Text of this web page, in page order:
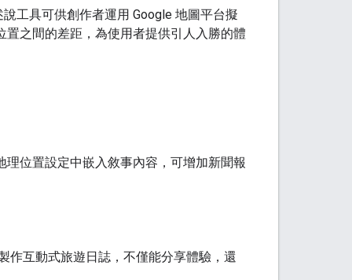
工具可供創作者運用 Google 地圖平台擬
之間的差距，為使用者提供引人入勝的體
位置設定中嵌入敘事內容，可增加新聞報
作互動式旅遊日誌，不僅能分享體驗，還